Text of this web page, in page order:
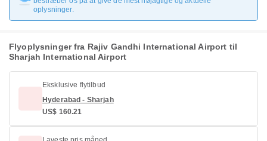
oplysninger.
Flyoplysninger fra Rajiv Gandhi International Airport til
Sharjah International Airport
Eksklusive flytilbud
Hyderabad - Sharjah
US$ 160.21